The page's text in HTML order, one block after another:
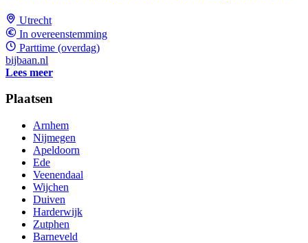
Utrecht
In overeenstemming
Parttime (overdag)
bijbaan.nl
Lees meer
Plaatsen
Arnhem
Nijmegen
Apeldoorn
Ede
Veenendaal
Wijchen
Duiven
Harderwijk
Zutphen
Barneveld